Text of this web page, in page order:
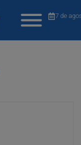
7 de